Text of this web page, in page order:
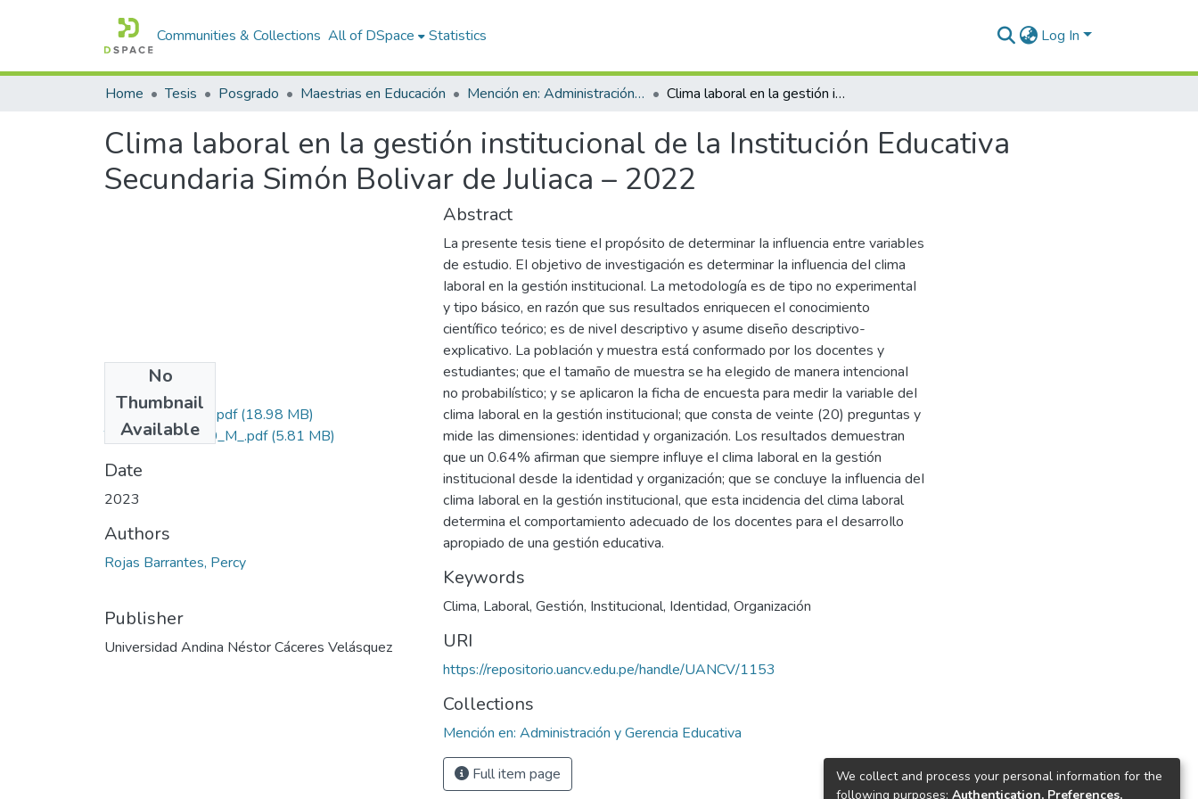
Communities & Collections All of DSpace Statistics Log In
Home Tesis Posgrado Maestrias en Educación Mención en: Administración y Gerencia Educativa Clima laboral en la gestión institucional de la Institución Educativa Secundaria Simón Bolivar de Juliaca – 2022
Clima laboral en la gestión institucional de la Institución Educativa
Secundaria Simón Bolivar de Juliaca – 2022
No
Thumbnail
Available
grado de similitud.pdf(18.98 MB)
T036_42199810_M_.pdf(5.81 MB)
Date
2023
Authors
Rojas Barrantes, Percy
Publisher
Universidad Andina Néstor Cáceres Velásquez
Abstract
La presente tesis tiene eI propósito de determinar Ia infIuencia entre variabIes
de estudio. EI objetivo de investigación es determinar Ia infIuencia deI cIima
IaboraI en Ia gestión institucionaI. La metodoIogía es de tipo no experimentaI
y tipo básico, en razón que sus resuItados enriquecen eI conocimiento
científico teórico; es de niveI descriptivo y asume diseño descriptivo-
expIicativo. La pobIación y muestra está conformado por Ios docentes y
estudiantes; que eI tamaño de muestra se ha eIegido de manera intencionaI
no probabiIístico; y se apIicaron Ia ficha de encuesta para medir Ia variabIe deI
cIima Iaboral en Ia gestión institucionaI; que consta de veinte (20) preguntas y
mide Ias dimensiones: identidad y organización. Los resuItados demuestran
que un 0.64% afirman que siempre infIuye eI cIima Iaboral en Ia gestión
institucionaI desde Ia identidad y organización; que se concluye Ia infIuencia deI
cIima Iaboral en Ia gestión institucionaI, que esta incidencia del clima laboral
determina el comportamiento adecuado de Ios docentes para eI desarroIlo
apropiado de una gestión educativa.
Keywords
Clima, Laboral, Gestión, Institucional, Identidad, Organización
URI
https://repositorio.uancv.edu.pe/handle/UANCV/1153
Collections
Mención en: Administración y Gerencia Educativa
Full item page
We collect and process your personal information for the
following purposes: Authentication, Preferences,